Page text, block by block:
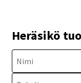
Heräsikö